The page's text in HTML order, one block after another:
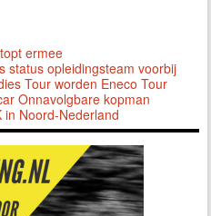
ermee
status opleidingsteam voorbij
Tour worden Eneco Tour
Onnavolgbare kopman
in Noord-Nederland